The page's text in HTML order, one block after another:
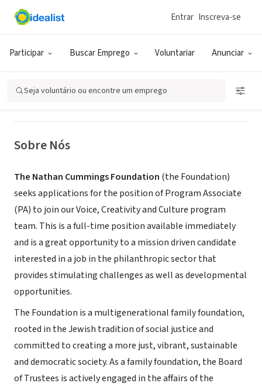
Participar Buscar Emprego Voluntariar Anunciar
Entrar Inscreva-se
Seja voluntário ou encontre um emprego
ONG (SETOR SOCIAL)
Nathan Cummings Foundation
Sobre Nós
The Nathan Cummings Foundation (the Foundation)
seeks applications for the position of Program Associate
(PA) to join our Voice, Creativity and Culture program
team. This is a full-time position available immediately
and is a great opportunity to a mission driven candidate
interested in a job in the philanthropic sector that
provides stimulating challenges as well as developmental
opportunities.
The Foundation is a multigenerational family foundation,
rooted in the Jewish tradition of social justice and
committed to creating a more just, vibrant, sustainable
and democratic society. As a family foundation, the Board
of Trustees is actively engaged in the affairs of the